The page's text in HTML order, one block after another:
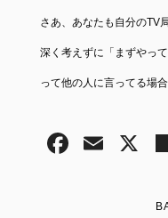
さあ、あなたも自分のTV
深く考えずに「まずやっ
って他の人に言ってる場